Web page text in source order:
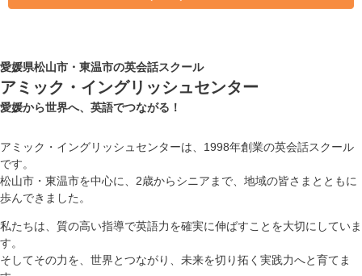
愛媛県松山市・東温市の英会話スクール
アミック・イングリッシュセンター
愛媛から世界へ、英語でつながる！
アミック・イングリッシュセンターは、1998年創業の英会話スクール
です。
松山市・東温市を中心に、2歳からシニアまで、地域の皆さまとともに
歩んできました。
私たちは、質の高い指導で英語力を確実に伸ばすことを大切にしていま
す。
そしてその力を、世界とつながり、未来を切り拓く実践力へと育てま